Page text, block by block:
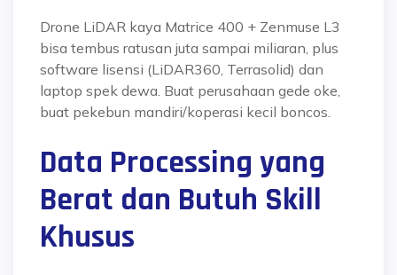
Drone LiDAR kaya Matrice 400 + Zenmuse L3
bisa tembus ratusan juta sampai miliaran, plus
software lisensi (LiDAR360, Terrasolid) dan
laptop spek dewa. Buat perusahaan gede oke,
buat pekebun mandiri/koperasi kecil boncos.
Data Processing yang
Berat dan Butuh Skill
Khusus